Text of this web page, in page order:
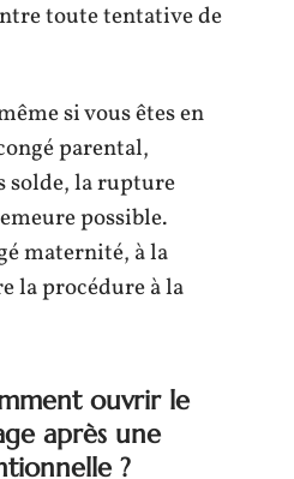
toute tentative de
si vous êtes en
parental,
solde, la rupture
possible.
maternité, à la
la procédure à la
ouvrir le
après une
?